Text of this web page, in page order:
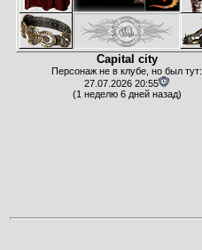
Capital city
Персонаж не в клубе, но был тут:
27.07.2026 20:55
(1 неделю 6 дней назад)